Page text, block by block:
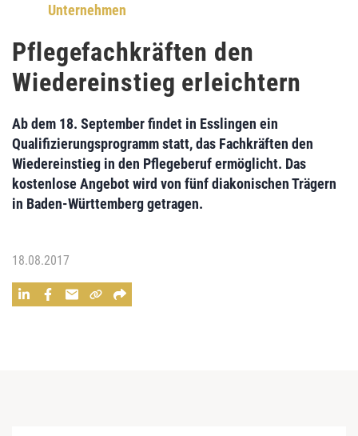
Unternehmen
Pflegefachkräften den
Wiedereinstieg erleichtern
Ab dem 18. September findet in Esslingen ein
Qualifizierungsprogrammstatt, das Fachkräften den
Wiedereinstieg in den Pflegeberufermöglicht. Das
kostenlose Angebotwird von fünf diakonischen Trägern
in Baden-Württemberg getragen.
18.08.2017